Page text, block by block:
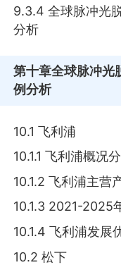
9.3.4 全球脉冲光
分析
第十章全球脉冲光
例分析
10.1 飞利浦
10.1.1 飞利浦概况
10.1.2 飞利浦主营
10.1.3 2021-2025
10.1.4 飞利浦发展
10.2 松下